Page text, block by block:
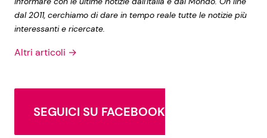
dal 2011, cerchiamo di dare in tempo reale tutte le notizie più
interessanti e ricercate.
Altri articoli →
SEGUICI SU FACEBOOK